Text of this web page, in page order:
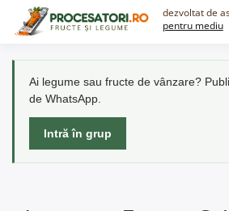
dezvoltat de
pentru mediu
Ai legume sau fructe de vânzare?
de WhatsApp.
Intră în grup